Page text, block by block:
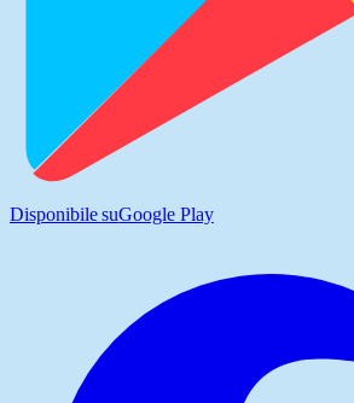
Disponibile suGoogle Play